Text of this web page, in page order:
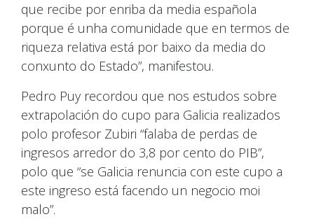
que recibe por enriba da media española
porque é unha comunidade que en termos de
riqueza relativa está por baixo da media do
conxunto do Estado”, manifestou.
Pedro Puy recordou que nos estudos sobre
extrapolación do cupo para Galicia realizados
polo profesor Zubiri “falaba de perdas de
ingresos arredor do 3,8 por cento do PIB”,
polo que “se Galicia renuncia con este cupo a
este ingreso está facendo un negocio moi
malo”.